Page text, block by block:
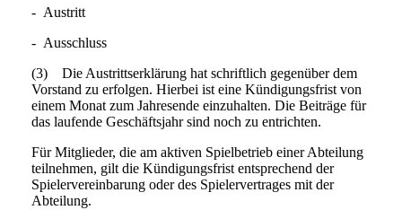
- Austritt
- Ausschluss
(3) Die Austrittserklärung hat schriftlich gegenüber dem
Vorstand zu erfolgen. Hierbei ist eine Kündigungsfrist von
einem Monat zum Jahresende einzuhalten. Die Beiträge für
das laufende Geschäftsjahr sind noch zu entrichten.
Für Mitglieder, die am aktiven Spielbetrieb einer Abteilung
teilnehmen, gilt die Kündigungsfrist entsprechend der
Spielervereinbarung oder des Spielervertrages mit der
Abteilung.